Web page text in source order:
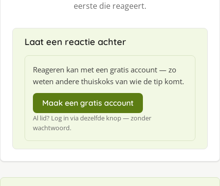
eerste die reageert.
Laat een reactie achter
Reageren kan met een gratis account — zo
weten andere thuiskoks van wie de tip komt.
Maak een gratis account
Al lid? Log in via dezelfde knop — zonder
wachtwoord.